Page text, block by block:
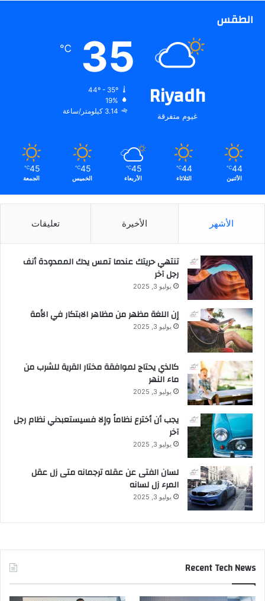
الطقس
Riyadh
غيوم متفرقة
35
℃
44º - 35º
19%
3.14 كيلومتر/ساعة
44
℃
الأثنين
44
℃
الثلاثاء
45
℃
الأربعاء
45
℃
الخميس
45
℃
الجمعة
الأشهر الأخيرة تعليقات
تنتهي حريتك عندما تمس يدك الممدودة أنف
رجل آخر
يوليو 3, 2025
إن اللغة مظهر من مظاهر الابتكار في الأمة
يوليو 3, 2025
كالذي يحتاج لموافقة مختار القرية للشرب من
ماء النهر
يوليو 3, 2025
يجب أن أخترع نظاماً وإلا فسيستعبدني نظام رجل
آخر
يوليو 3, 2025
لسان الفتى عن عقله ترجمانه متى زل عقل
المرء زل لسانه
يوليو 3, 2025
Recent Tech News